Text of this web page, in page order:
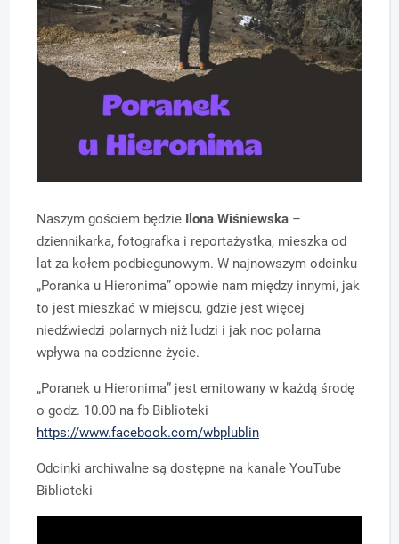
Naszym gościem będzie Ilona Wiśniewska –
dziennikarka, fotografka i reportażystka, mieszka od
lat za kołem podbiegunowym. W najnowszym odcinku
„Poranka u Hieronima” opowie nam między innymi, jak
to jest mieszkać w miejscu, gdzie jest więcej
niedźwiedzi polarnych niż ludzi i jak noc polarna
wpływa na codzienne życie.
„Poranek u Hieronima” jest emitowany w każdą środę
o godz. 10.00 na fb Biblioteki
https://www.facebook.com/wbplublin
Odcinki archiwalne są dostępne na kanale YouTube
Biblioteki